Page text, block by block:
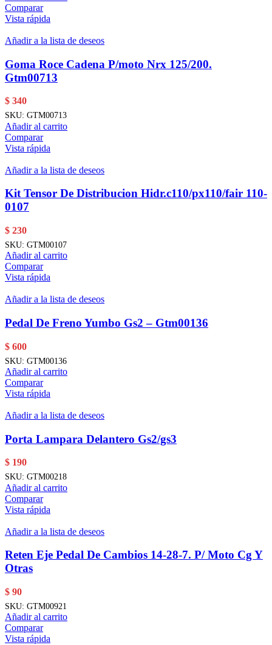
Comparar
Vista rápida
Añadir a la lista de deseos
Goma Roce Cadena P/moto Nrx 125/200.
Gtm00713
$ 340
SKU: GTM00713
Añadir al carrito
Comparar
Vista rápida
Añadir a la lista de deseos
Kit Tensor De Distribucion Hidr.c110/px110/fair 110-
0107
$ 230
SKU: GTM00107
Añadir al carrito
Comparar
Vista rápida
Añadir a la lista de deseos
Pedal De Freno Yumbo Gs2 – Gtm00136
$ 600
SKU: GTM00136
Añadir al carrito
Comparar
Vista rápida
Añadir a la lista de deseos
Porta Lampara Delantero Gs2/gs3
$ 190
SKU: GTM00218
Añadir al carrito
Comparar
Vista rápida
Añadir a la lista de deseos
Reten Eje Pedal De Cambios 14-28-7. P/ Moto Cg Y
Otras
$ 90
SKU: GTM00921
Añadir al carrito
Comparar
Vista rápida